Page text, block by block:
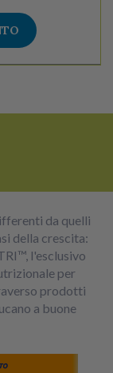
da quelli
della crescita:
l'esclusivo
per
prodotti
a buone